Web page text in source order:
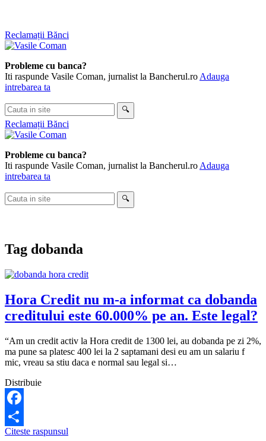
Skip
to
Reclamații Bănci
Probleme cu banca?
Iti raspunde Vasile Coman, jurnalist la Bancherul.ro Adauga
intrebarea ta
Cauta
in
site
🔍
Reclamații Bănci
Probleme cu banca?
Iti raspunde Vasile Coman, jurnalist la Bancherul.ro Adauga
intrebarea ta
Cauta
in
🔍
Tag dobanda
Hora Credit nu m-a informat ca dobanda
creditului este 60.000% pe an. Este legal?
“Am un credit activ la Hora credit de 1300 lei, au dobanda pe zi 2%,
ma pune sa platesc 400 lei la 2 saptamani desi eu am un salariu f
mic, vreau sa stiu daca e normal sau legal si…
Distribuie
Facebook
Share
Citeste raspunsul